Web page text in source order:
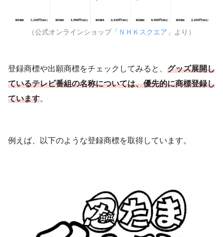
（公式オンラインショップ「 ＮＨＫスクエア 」より）
登録商標や出願商標をチェックしてみると、 グッズ展開し
ているテレビ番組の名称については、優先的に商標登録し
ています。
例えば、以下のような登録商標を取得しています。